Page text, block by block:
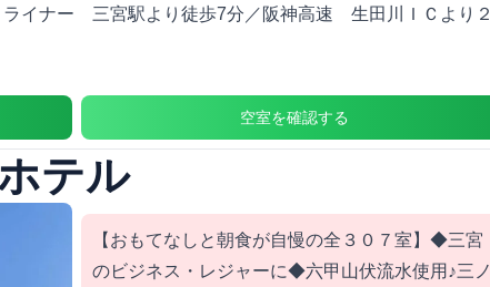
ライナー 三宮駅より徒歩7分／阪神高速 生田川ＩＣより２
空室を確認する
テル
【おもてなしと朝食が自慢の全３０７室】◆三宮
のビジネス・レジャーに◆六甲山伏流水使用♪三ノ